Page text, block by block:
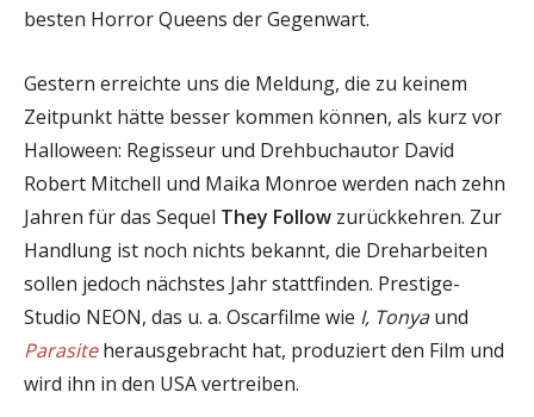
besten Horror Queens der Gegenwart.
Gestern erreichte uns die Meldung, die zu keinem
Zeitpunkt hätte besser kommen können, als kurz vor
Halloween: Regisseur und Drehbuchautor David
Robert Mitchell und Maika Monroe werden nach zehn
Jahren für das Sequel They Follow zurückkehren. Zur
Handlung ist noch nichts bekannt, die Dreharbeiten
sollen jedoch nächstes Jahr stattfinden. Prestige-
Studio NEON, das u. a. Oscarfilme wie I, Tonyaund
Parasiteherausgebracht hat, produziert den Film und
wird ihn in den USA vertreiben.